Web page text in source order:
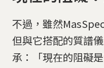
不過，雖然
但與它搭配的質譜
承：「現在的阻礙